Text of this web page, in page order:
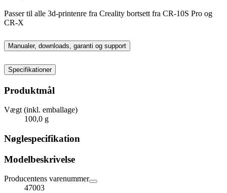
Passer til alle 3d-printenre fra Creality bortsett fra CR-10S Pro og
CR-X
Manualer, downloads, garanti og support
Specifikationer
Produktmål
Vægt (inkl. emballage)
100,0 g
Nøglespecifikation
Modelbeskrivelse
Producentens varenummer
47003